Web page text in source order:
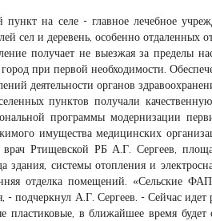
пункт на селе - главное лечебное
сел и деревень, особенно отдаленных
получает не выезжая за пределы
город при первой необходимости.
деятельности органов
пунктов получали
программы модернизации
имущества медицинских
врач Ртищевской РБ А.Г. Сергеев,
здания, системы отопления и
отделка помещений. «Сельские
подчеркнул А.Г. Сергеев. - Сейчас
пластиковые, в ближайшее время